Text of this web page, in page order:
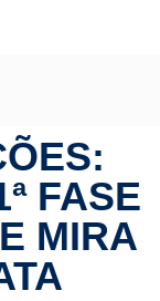
FASE
MIRA